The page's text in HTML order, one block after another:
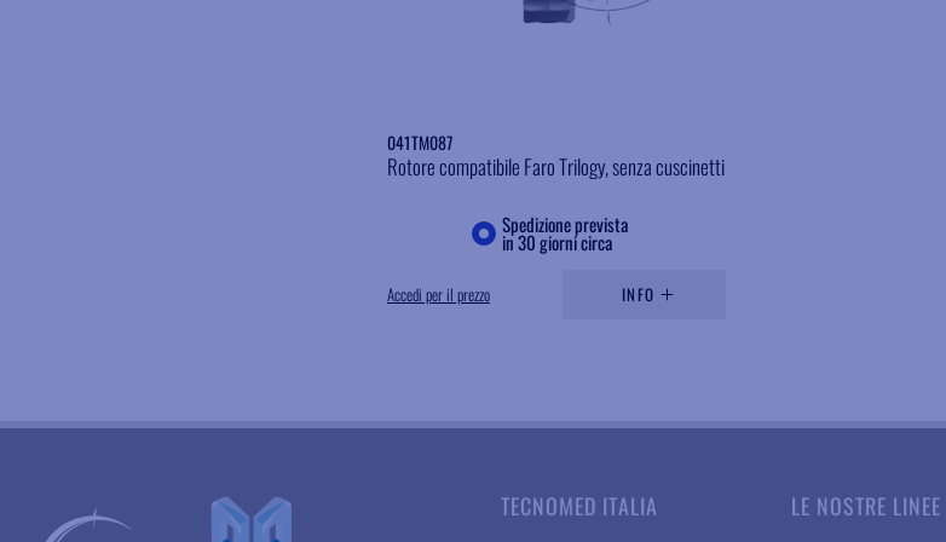
041TM087
Rotore compatibile Faro Trilogy, senza cuscinetti
Spedizione prevista
in 30 giorni circa
Accedi per il prezzo INFO
TECNOMED ITALIA LE NOSTRE LINEE